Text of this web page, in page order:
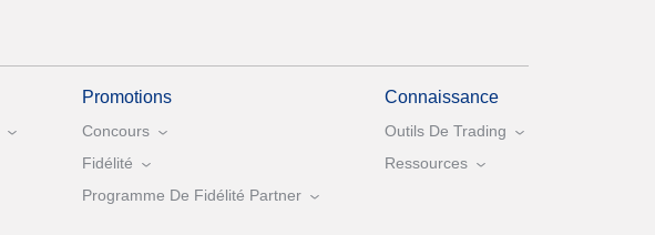
Promotions
Concours
Fidélité
Programme De Fidélité Partner
Connaissance
Outils De Trading
Ressources